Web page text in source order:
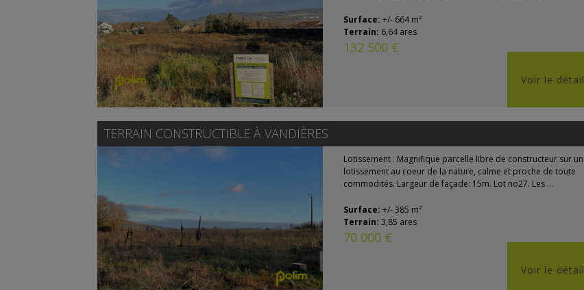
Surface: +/- 664 m²
Terrain: 6,64 ares
132 500 €
Voir le détail
TERRAIN CONSTRUCTIBLE À VANDIÈRES
Lotissement . Magnifique parcelle libre de constructeur sur un
lotissement au coeur de la nature, calme et proche de toute
commodités. Largeur de façade: 15m. Lot no27. Les ...
Surface: +/- 385 m²
Terrain: 3,85 ares
70 000 €
Voir le détail